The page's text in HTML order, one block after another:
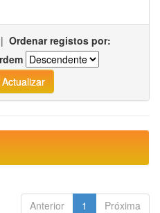
| Ordenar registos por:
Anterior 1 Próxima